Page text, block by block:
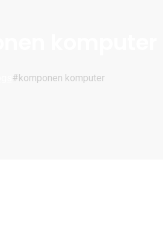
#komponen komputer